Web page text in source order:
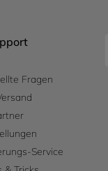
Fragen
Service